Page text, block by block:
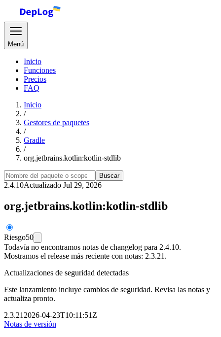
Menú
Inicio
Funciones
Precios
FAQ
Inicio
/
Gestores de paquetes
/
Gradle
/
org.jetbrains.kotlin:kotlin-stdlib
Buscar
2.4.10Actualizado Jul 29, 2026
org.jetbrains.kotlin:kotlin-stdlib
Riesgo50
Todavía no encontramos notas de changelog para 2.4.10.
Mostramos el release más reciente con notas: 2.3.21.
Actualizaciones de seguridad detectadas
Este lanzamiento incluye cambios de seguridad. Revisa las notas y
actualiza pronto.
2.3.21 2026-04-23T10:11:51Z
Notas de versión